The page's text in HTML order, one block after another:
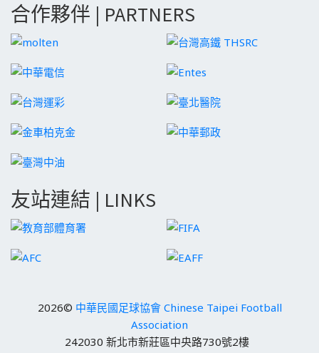
合作夥伴 | PARTNERS
友站連結 | LINKS
2026© 中華民國足球協會 Chinese Taipei Football
Association
242030 新北市新莊區中央路730號2樓